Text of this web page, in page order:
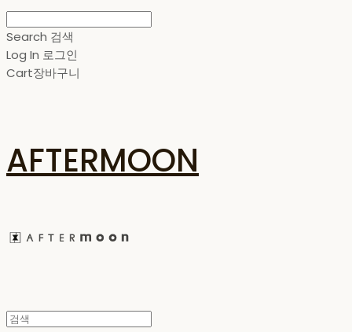
Search 검색
Log In 로그인
Cart장바구니
AFTERMOON